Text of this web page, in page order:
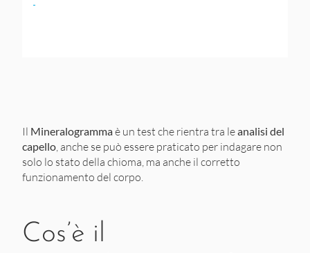
Il Mineralogrammaè un test che rientra tra leanalisi del
capello, anche se può essere praticato per indagare non
solo lo stato della chioma, ma anche il corretto
funzionamento del corpo.
Cos’è il